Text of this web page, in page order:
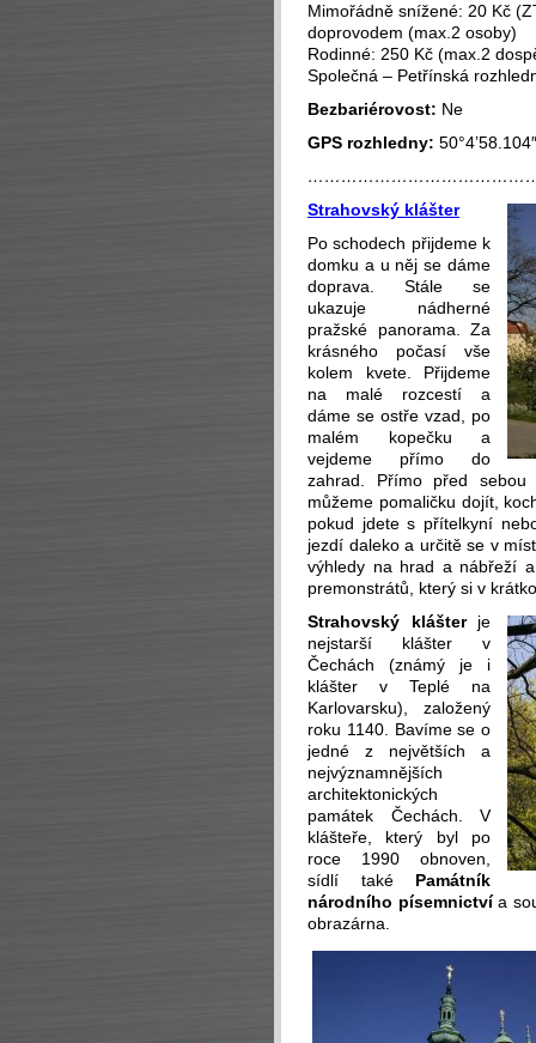
Mimořádně snížené: 20 Kč
doprovodem (max.2 osoby)
Rodinné: 250 Kč (max.2
Společná – Petřínská
Bezbariérovost: Ne
GPS rozhledny:
Strahovský klášter
Po schodech přijdeme k
domku a u něj se dáme
doprava. Stále se
ukazuje nádherné
pražské panorama. Za
krásného počasí vše
kolem kvete. Přijdeme
na malé rozcestí a
dáme se ostře vzad, po
malém kopečku a
vejdeme přímo do
zahrad. Přímo před
můžeme pomaličku dojít,
pokud jdete s přítelkyní
jezdí daleko a určitě se v
výhledy na hrad a nábřeží
premonstrátů, který si v
Strahovský klášterje
nejstarší klášter v
Čechách (známý je i
klášter v Teplé na
Karlovarsku), založený
roku 1140. Bavíme se o
jedné z největších a
nejvýznamnějších
architektonických
památek Čechách. V
klášteře, který byl po
roce 1990 obnoven,
sídlí takéPamátník
národního písemnictvía
obrazárna.